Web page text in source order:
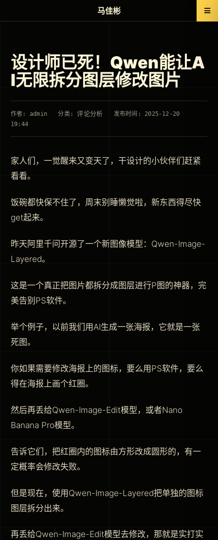
设计师已死！Qwen能让A
I无限拆分图层修改图片
作者: admin 分类:评论分析
发布时间: 2025-12-20
19:44
家人们，一觉醒来又变天了，干设计的小伙伴们赶紧
看看。
饭碗都快保不住了，周末别睡懒觉啦，新东西得尽快
get起来。
昨天阿里千问开源了一个新图像模型：Qwen-Image-
Layered。
这是一个真正把图片都拆分成图层进行P图的神器，完
美告别PS软件。
举个例子，以前我们用AI生成一张海报，它就是一张
死图。
你如果需要修改海报上的图标，要么用PS软件，要么
得在海报上画个红圈。
然后再丢给Qwen-Image-Edit模型，或者Nano
Banana Pro模型。
告诉它们，把红圈内的图标由方形改成圆形的，有一
定概率会修改失败。
但是现在，使用Qwen-Image-Layered把单独的图标
图层拆分出来。
再丢给Qwen-Image-Edit模型去修改，那就是实打实
马佳彬